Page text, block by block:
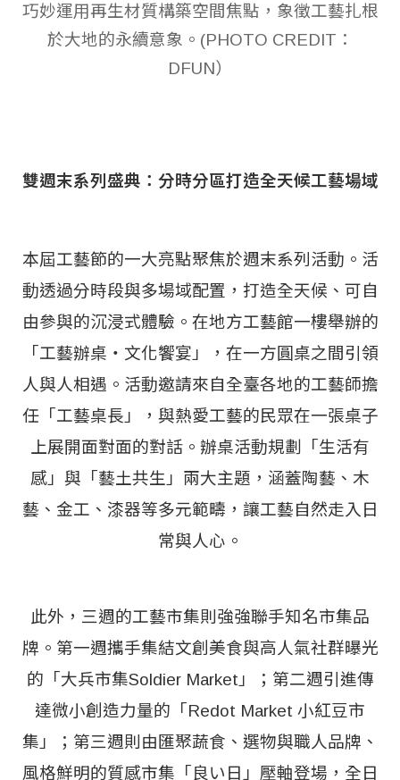
巧妙運用再生材質構築空間焦點，象徵工藝扎根
於大地的永續意象。(PHOTO CREDIT：
DFUN）
雙週末系列盛典：分時分區打造全天候工藝場域
本屆工藝節的一大亮點聚焦於週末系列活動。活
動透過分時段與多場域配置，打造全天候、可自
由參與的沉浸式體驗。在地方工藝館一樓舉辦的
「工藝辦桌‧文化饗宴」，在一方圓桌之間引領
人與人相遇。活動邀請來自全臺各地的工藝師擔
任「工藝桌長」，與熱愛工藝的民眾在一張桌子
上展開面對面的對話。辦桌活動規劃「生活有
感」與「藝土共生」兩大主題，涵蓋陶藝、木
藝、金工、漆器等多元範疇，讓工藝自然走入日
常與人心。
此外，三週的工藝市集則強強聯手知名市集品
牌。第一週攜手集結文創美食與高人氣社群曝光
的「大兵市集Soldier Market」；第二週引進傳
達微小創造力量的「Redot Market 小紅豆市
集」；第三週則由匯聚蔬食、選物與職人品牌、
風格鮮明的質感市集「良い日」壓軸登場，全日